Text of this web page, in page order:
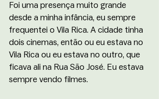
Foi uma presença muito grande
desde a minha infância, eu sempre
frequentei o Vila Rica. A cidade tinha
dois cinemas, então ou eu estava no
Vila Rica ou eu estava no outro, que
ficava ali na Rua São José. Eu estava
sempre vendo filmes.